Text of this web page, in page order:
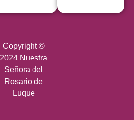
Copyright ©
2024 Nuestra
Señora del
Rosario de
Luque